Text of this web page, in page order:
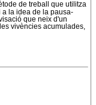
de treball que utilitza
a la idea de la pausa-
que neix d'un
vivències acumulades,